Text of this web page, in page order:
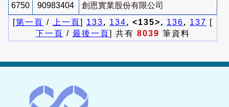
6750 90983404
創恩實業股份有限公司
[第一頁 / 上一頁] 133, 134, <135>, 136, 137 [
下一頁 / 最後一頁] 共有 8039 筆資料